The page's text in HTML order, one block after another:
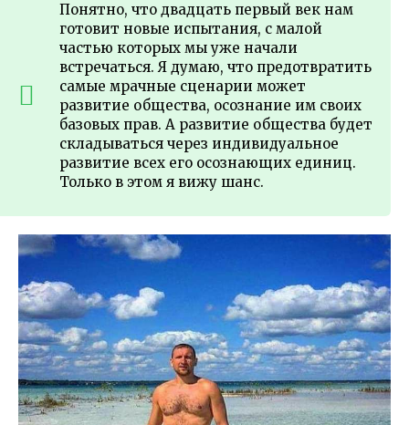
Понятно, что двадцать первый век нам
готовит новые испытания, с малой
частью которых мы уже начали
встречаться. Я думаю, что предотвратить
самые мрачные сценарии может
развитие общества, осознание им своих
базовых прав. А развитие общества будет
складываться через индивидуальное
развитие всех его осознающих единиц.
Только в этом я вижу шанс.